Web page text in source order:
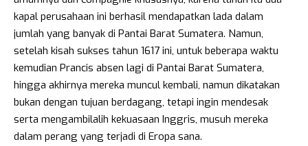
kapal perusahaan ini berhasil mendapatkan lada dalam
jumlah yang banyak di Pantai Barat Sumatera. Namun,
setelah kisah sukses tahun 1617 ini, untuk beberapa waktu
kemudian Prancis absen lagi di Pantai Barat Sumatera,
hingga akhirnya mereka muncul kembali, namun dikatakan
bukan dengan tujuan berdagang, tetapi ingin mendesak
serta mengambilalih kekuasaan Inggris, musuh mereka
dalam perang yang terjadi di Eropa sana.